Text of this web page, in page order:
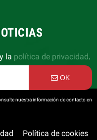
y la política de privacidad.
OK
nuestra información de contacto en
Política de cookies